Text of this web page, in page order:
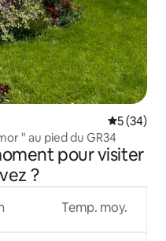
5 (34)
" au pied du GR34
pour visiter
?
Temp. moy.